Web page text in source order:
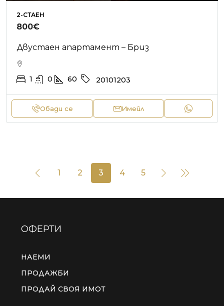
2-СТАЕН
800€
Двустаен апартамент – Бриз
1 0 60 20101203
Обади се Имейл
1 2 3 4 5
ОФЕРТИ
НАЕМИ
ПРОДАЖБИ
ПРОДАЙ СВОЯ ИМОТ